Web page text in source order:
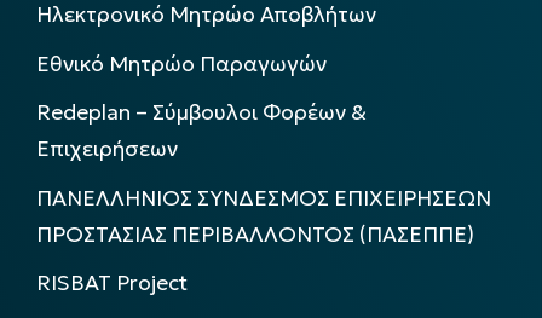
Ηλεκτρονικό Μητρώο Αποβλήτων
Εθνικό Μητρώο Παραγωγών
Redeplan – Σύμβουλοι Φορέων &
Επιχειρήσεων
ΠΑΝΕΛΛΗΝΙΟΣ ΣΥΝΔΕΣΜΟΣ ΕΠΙΧΕΙΡΗΣΕΩΝ
ΠΡΟΣΤΑΣΙΑΣ ΠΕΡΙΒΑΛΛΟΝΤΟΣ (ΠΑΣΕΠΠΕ)
RISBAT Project